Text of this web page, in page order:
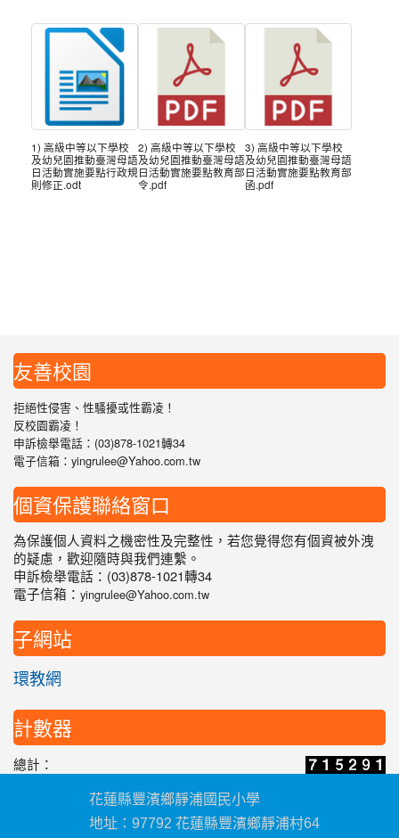
1) 高級中等以下學校
及幼兒園推動臺灣母語
日活動實施要點行政規
則修正.odt
2) 高級中等以下學校
及幼兒園推動臺灣母語
日活動實施要點教育部
令.pdf
3) 高級中等以下學校
及幼兒園推動臺灣母語
日活動實施要點教育部
函.pdf
友善校園
拒絕性侵害、性騷擾或性霸凌！
反校園霸凌！
申訴檢舉電話：(03)878-1021轉34
電子信箱：yingrulee@Yahoo.com.tw
個資保護聯絡窗口
為保護個人資料之機密性及完整性，若您覺得您有個資被外洩
的疑慮，歡迎隨時與我們連繫。
申訴檢舉電話：(03)878-1021轉34
電子信箱： yingrulee@Yahoo.com.tw
子網站
環教網
計數器
總計：
花蓮縣豐濱鄉靜浦國民小學
地址：97792 花蓮縣豐濱鄉靜浦村64